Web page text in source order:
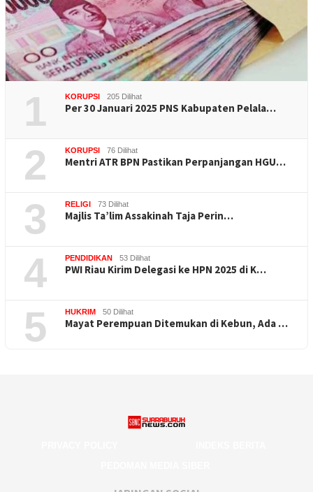
1 KORUPSI 205 Dilihat
Per 30 Januari 2025 PNS Kabupaten Pelala…
2 KORUPSI 76 Dilihat
Mentri ATR BPN Pastikan Perpanjangan HGU…
3 RELIGI 73 Dilihat
Majlis Ta’lim Assakinah Taja Perin…
4 PENDIDIKAN 53 Dilihat
PWI Riau Kirim Delegasi ke HPN 2025 di K…
5 HUKRIM 50 Dilihat
Mayat Perempuan Ditemukan di Kebun, Ada …